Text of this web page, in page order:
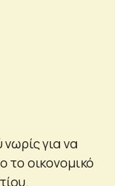
για να
το οικονομικό